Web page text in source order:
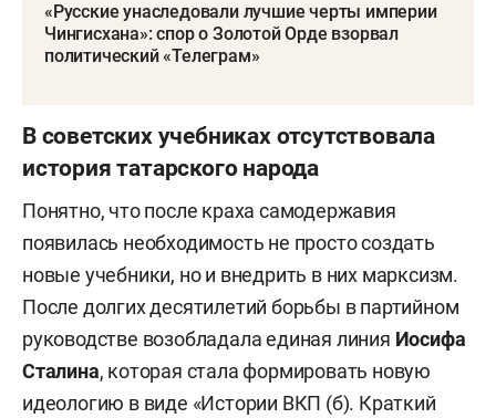
«Русские унаследовали лучшие черты империи
Чингисхана»: спор о Золотой Орде взорвал
политический «Телеграм»
В советских учебниках отсутствовала
история татарского народа
Понятно, что после краха самодержавия
появилась необходимость не просто создать
новые учебники, но и внедрить в них марксизм.
После долгих десятилетий борьбы в партийном
руководстве возобладала единая линия Иосифа
Сталина, которая стала формировать новую
идеологию в виде «Истории ВКП (б). Краткий